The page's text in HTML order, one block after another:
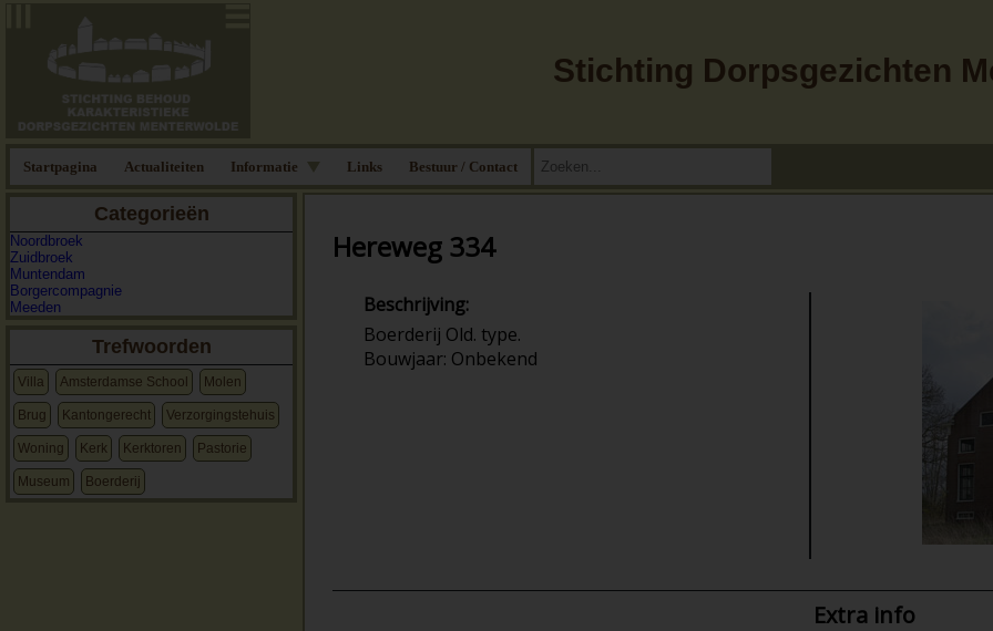
Stichting Dorpsgezichten
Startpagina Actualiteiten Informatie Links Bestuur / Contact
Categorieën
Noordbroek
Zuidbroek
Muntendam
Borgercompagnie
Meeden
Trefwoorden
Villa Amsterdamse School Molen
Brug Kantongerecht Verzorgingstehuis
Woning Kerk Kerktoren Pastorie
Museum Boerderij
Hereweg 334
Beschrijving:
Boerderij Old. type.
Bouwjaar: Onbekend
Extra info